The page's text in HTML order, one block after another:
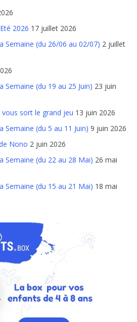
2026 17 juillet 2026
Semaine (du 26/06 au 02/07) 2 juillet
(du 19 au 25 Juin) 23 juin
sort le grand jeu 13 juin 2026
(du 5 au 11 Juin) 9 juin 2026
Nono 2 juin 2026
Semaine (du 22 au 28 Mai) 26 mai
Semaine (du 15 au 21 Mai) 18 mai